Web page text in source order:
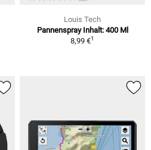
Louis Tech
Pannenspray Inhalt: 400 Ml
8,99 €1